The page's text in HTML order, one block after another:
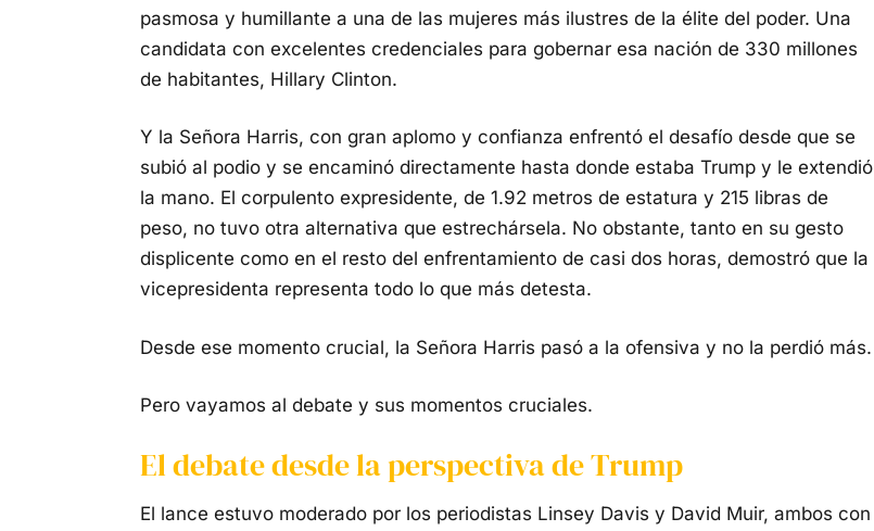
pasmosa y humillante a una de las mujeres más ilustres de la élite del poder. Una
candidata con excelentes credenciales para gobernar esa nación de 330 millones
de habitantes, Hillary Clinton.
Y la Señora Harris, con gran aplomo y confianza enfrentó el desafío desde que se
subió al podio y se encaminó directamente hasta donde estaba Trump y le extendió
la mano. El corpulento expresidente, de 1.92 metros de estatura y 215 libras de
peso, no tuvo otra alternativa que estrechársela. No obstante, tanto en su gesto
displicente como en el resto del enfrentamiento de casi dos horas, demostró que la
vicepresidenta representa todo lo que más detesta.
Desde ese momento crucial, la Señora Harris pasó a la ofensiva y no la perdió más.
Pero vayamos al debate y sus momentos cruciales.
El debate desde la perspectiva de Trump
El lance estuvo moderado por los periodistas Linsey Davis y David Muir, ambos con